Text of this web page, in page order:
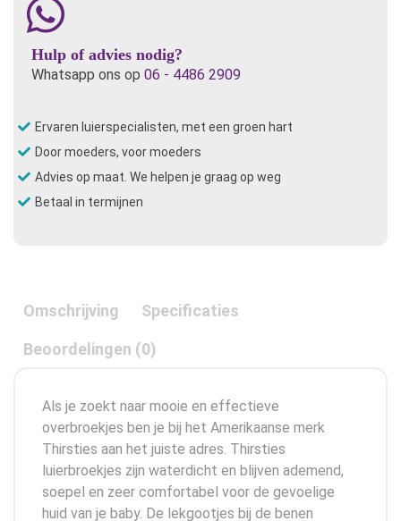
aantal
Hulp of advies nodig?
Whatsapp ons op 06 - 4486 2909
Ervaren luierspecialisten, met een groen hart
Door moeders, voor moeders
Advies op maat. We helpen je graag op weg
Betaal in termijnen
Omschrijving Specificaties
Beoordelingen (0)
Als je zoekt naar mooie en effectieve
overbroekjes ben je bij het Amerikaanse merk
Thirsties aan het juiste adres. Thirsties
luierbroekjes zijn waterdicht en blijven ademend,
soepel en zeer comfortabel voor de gevoelige
huid van je baby. De lekgootjes bij de benen